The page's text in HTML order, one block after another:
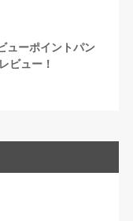
ューポイントパン
ビュー！